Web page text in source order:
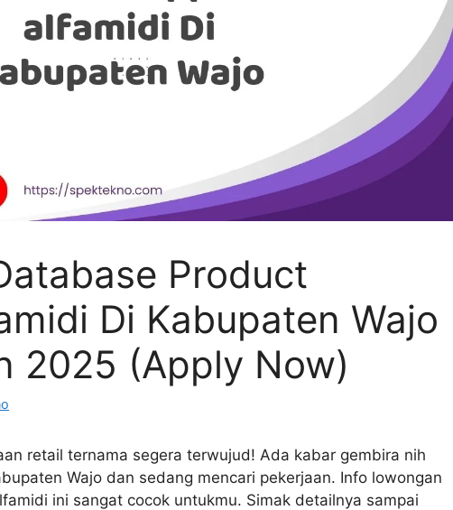
Product
Di Kabupaten Wajo
2025 (Apply Now)
retail ternama segera terwujud! Ada kabar gembira nih
Wajo dan sedang mencari pekerjaan. Info lowongan
ini sangat cocok untukmu. Simak detailnya sampai